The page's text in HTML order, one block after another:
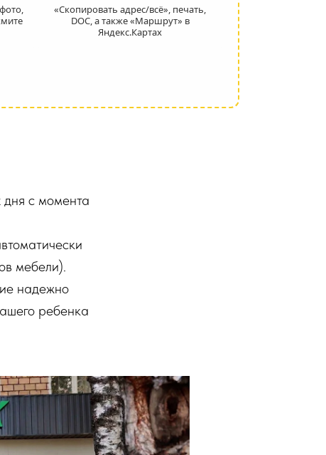
«Скопировать адрес/всё», печать,
DOC, а также «Маршрут» в
Яндекс.Картах
с момента
мебели).
надежно
ребенка